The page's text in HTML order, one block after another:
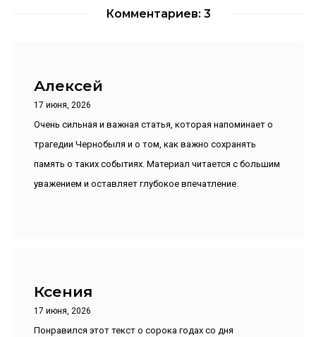
Комментариев: 3
Алексей
17 июня, 2026
Очень сильная и важная статья, которая напоминает о
трагедии Чернобыля и о том, как важно сохранять
память о таких событиях. Материал читается с большим
уважением и оставляет глубокое впечатление.
Ксения
17 июня, 2026
Понравился этот текст о сорока годах со дня